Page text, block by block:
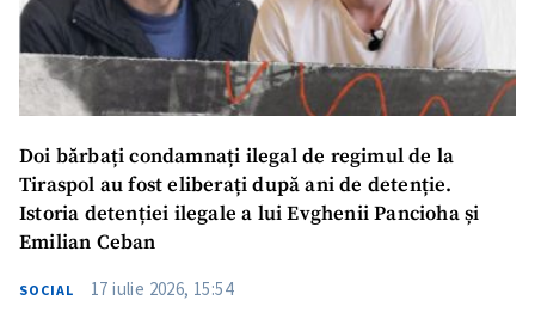
Doi bărbați condamnați ilegal de regimul de la
Tiraspol au fost eliberați după ani de detenție.
Istoria detenției ilegale a lui Evghenii Pancioha și
Emilian Ceban
SOCIAL 17 iulie 2026, 15:54